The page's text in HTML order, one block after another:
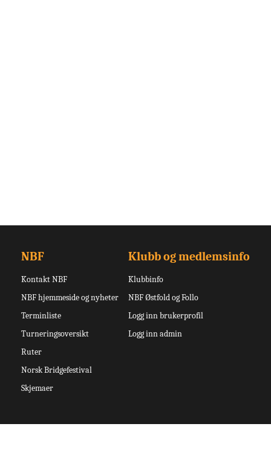
NBF
Kontakt NBF
NBF hjemmeside og nyheter
Terminliste
Turneringsoversikt
Ruter
Norsk Bridgefestival
Skjemaer
Klubb og medlemsinfo
Klubbinfo
NBF Østfold og Follo
Logg inn brukerprofil
Logg inn admin